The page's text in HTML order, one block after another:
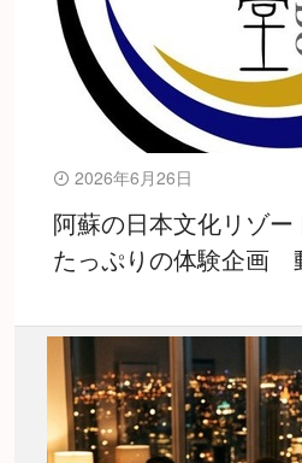
2026年6月26日
阿蘇の日本文化リゾ
たっぷりの体験企画